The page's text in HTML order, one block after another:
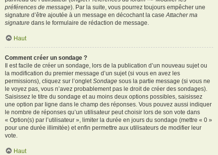
préférences de message). Par la suite, vous pourrez toujours empêcher une
signature d’être ajoutée à un message en décochant la caseAttacher ma
signature dans le formulaire de rédaction de message.
Haut
Comment créer un sondage ?
Il est facile de créer un sondage, lors de la publication d’un nouveau sujet ou
la modification du premier message d’un sujet (si vous en avez les
permissions), cliquez sur l’ongletSondage sous la partie message (si vous ne
le voyez pas, vous n’avez probablement pas le droit de créer des sondages).
Saisissez le titre du sondage et au moins deux options possibles, saisissez
une option par ligne dans le champ des réponses. Vous pouvez aussi indiquer
le nombre de réponses qu’un utilisateur peut choisir lors de son vote dans
« Option(s) par l’utilisateur », limiter la durée en jours du sondage (mettre « 0 »
pour une durée illimitée) et enfin permettre aux utilisateurs de modifier leur
vote.
Haut